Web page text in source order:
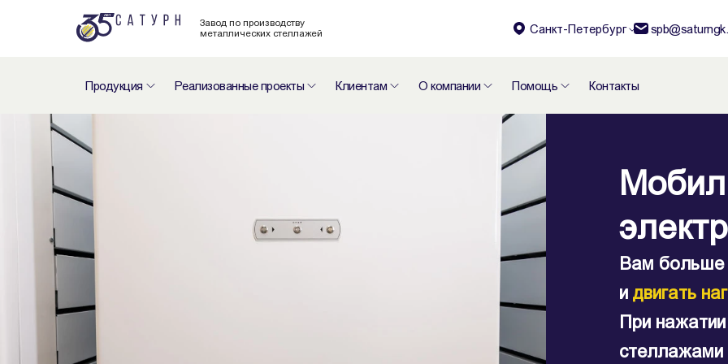
Завод по производству
металлических стеллажей
Санкт-Петербург
Продукция Реализованные проекты Клиентам О компании Помощь Контакты
Вам больше
и двигать
При
стеллажами
с
350 кг.
Идеальное
хранения и